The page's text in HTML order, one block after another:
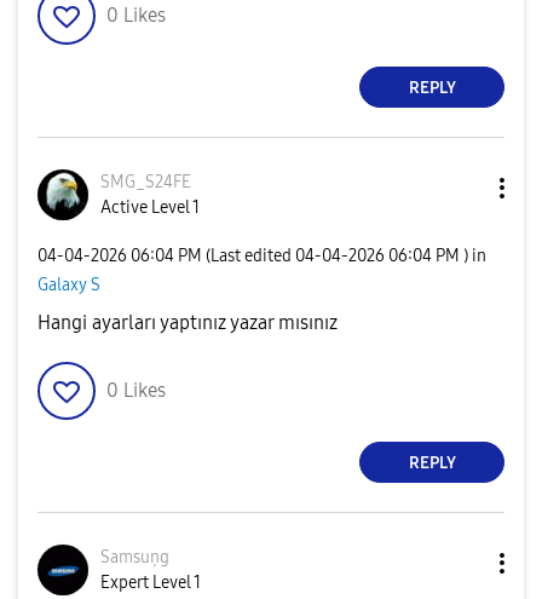
0 Likes
REPLY
SMG_S24FE
Active Level 1
‎04-04-2026 06:04 PM (Last edited ‎04-04-2026 06:04 PM ) in
Galaxy S
Hangi ayarları yaptınız yazar mısınız
0 Likes
REPLY
Samsuņg
Expert Level 1